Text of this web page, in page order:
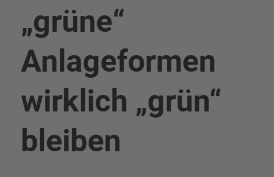
„grüne“
Anlageformen
wirklich „grün“
bleiben